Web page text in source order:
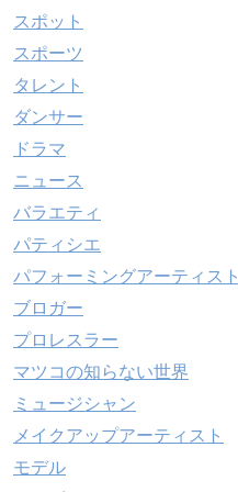
スポット
スポーツ
タレント
ダンサー
ドラマ
ニュース
バラエティ
パティシエ
パフォーミングアーティスト
ブロガー
プロレスラー
マツコの知らない世界
ミュージシャン
メイクアップアーティスト
モデル